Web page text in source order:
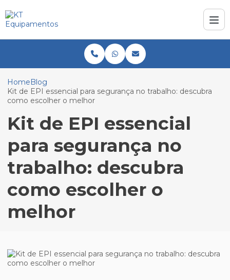
HomeBlog
Kit de EPI essencial para segurança no trabalho: descubra
como escolher o melhor
Kit de EPI essencial
para segurança no
trabalho: descubra
como escolher o
melhor